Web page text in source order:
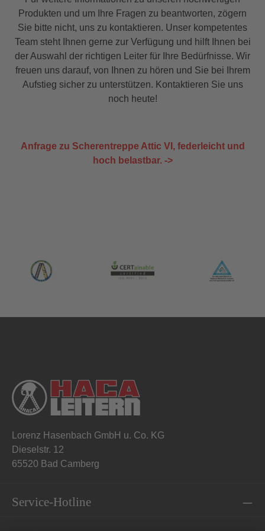
Montage) Standardmaße – 120 x 60/70 cm, 130
x 70 cm, 140 x 70 cm – Kastenhöhe 29 cm
(HACA Attic II), – Kastenhöhe 20 cm (HACA Attic
I), – lichte Raumhöhe von 230 cm bis 280 cm
Lieferbare Sondermaße (L x B x H) Minimalmaß
120 x 55 cm bis Maximalmaß 160 x 80 cm,
Kastenhöhe von 18,5 cm bis 71 cm HACA Attic I,
Kasten-höhe von 29 cm bis 71 cm HACA Attic II,
18,5 cm bis 20,9 cm nur bei Rohbauöffnung ≤
140 x 70 cm und Raumhöhe bis 280 cm möglich.
Lieferbares Zubehör auf Anfrage –
Produkten und um Ihre Fragen zu beantworten, zögern
Sie bitte nicht, uns zu kontaktieren. Unser kompetentes
Team steht Ihnen gerne zur Verfügung und hilft Ihnen bei
der Auswahl der richtigen Leiter für Ihre Bedürfnisse. Wir
freuen uns darauf, von Ihnen zu hören und Sie bei Ihrem
Aufstieg sicher zu unterstützen. Kontaktieren Sie uns
noch heute!
Anfrage zu Scherentreppe Attic VI, federleicht und
hoch belastbar. ->
Lorenz Hasenbach GmbH u. Co. KG
Dieselstr. 12
65520 Bad Camberg
Service-Hotline